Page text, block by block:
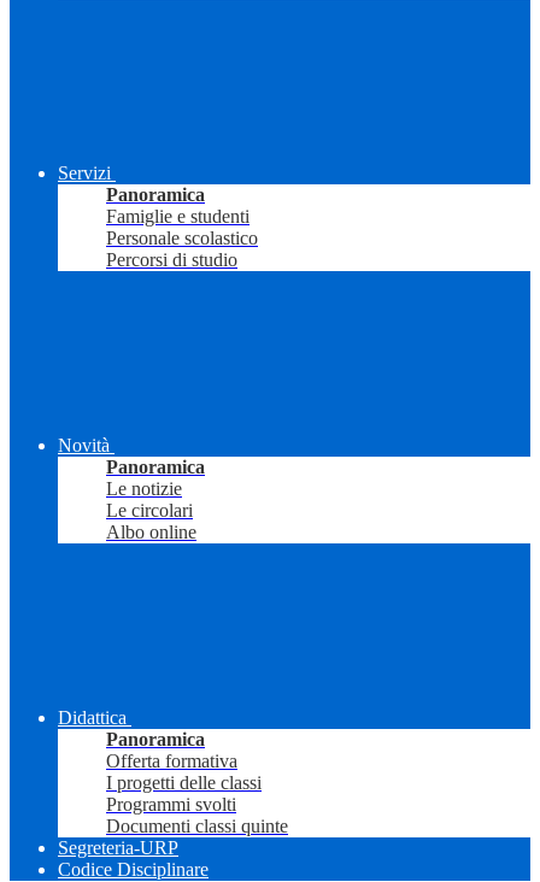
Servizi
Panoramica
Famiglie e studenti
Personale scolastico
Percorsi di studio
Novità
Panoramica
Le notizie
Le circolari
Albo online
Didattica
Panoramica
Offerta formativa
I progetti delle classi
Programmi svolti
Documenti classi quinte
Segreteria-URP
Codice Disciplinare